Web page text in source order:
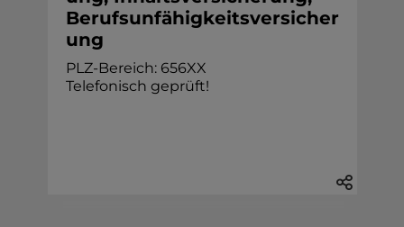
Berufsunfähigkeitsversicher
ung
PLZ-Bereich: 656XX
Telefonisch geprüft!